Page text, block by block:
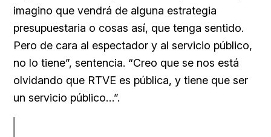
imagino que vendrá de alguna estrategia
presupuestaria o cosas así, que tenga sentido.
Pero de cara al espectador y al servicio público,
no lo tiene”, sentencia. “Creo que se nos está
olvidando que RTVE es pública, y tiene que ser
un servicio público…”.